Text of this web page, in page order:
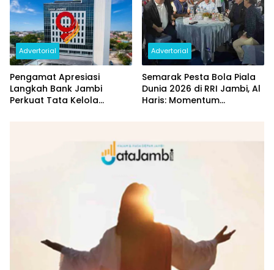
Advertorial
Pengamat Apresiasi
Langkah Bank Jambi
Perkuat Tata Kelola
Advertorial
Semarak Pesta Bola Piala
Dunia 2026 di RRI Jambi, Al
Haris: Momentum